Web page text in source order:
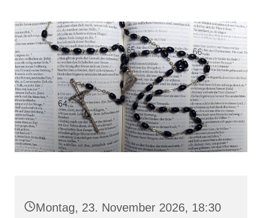
Montag, 23. November 2026, 18:30